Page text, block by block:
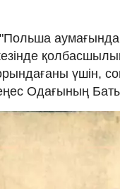
аумағында
үшін,
Одағының